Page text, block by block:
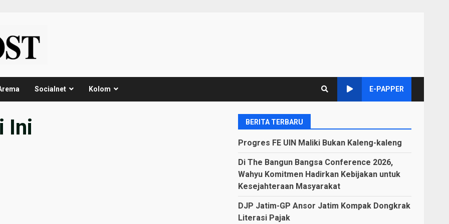
Socialnet Kolom E-PAPPER
Ini BERITA TERBARU
Progres FE UIN Maliki Bukan Kaleng-kaleng
Di The Bangun Bangsa Conference 2026,
Wahyu Komitmen Hadirkan Kebijakan untuk
Kesejahteraan Masyarakat
DJP Jatim-GP Ansor Jatim Kompak Dongkrak
Literasi Pajak